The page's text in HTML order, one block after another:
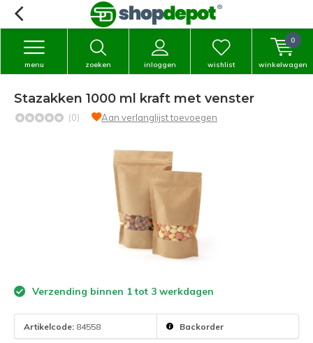
zoeken inloggen
menu wishlist winkelwagen
0
Stazakken 1000 ml kraft met venster
(0) Aan verlanglijst toevoegen
Verzending binnen 1 tot 3 werkdagen
Artikelcode: 84558 Backorder